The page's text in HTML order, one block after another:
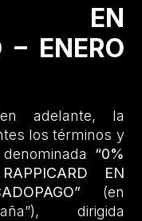
EN
– ENERO
adelante, la
los términos y
“0%
EN
(en
dirigida